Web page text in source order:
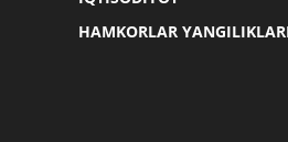
HAMKORLAR